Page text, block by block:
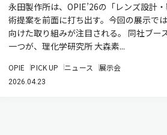
永田製作所は、OPIE’26の「レンズ設計
術提案を前面に打ち出す。今回の展示で
向けた取り組みが注目される。 同社ブー
一つが、理化学研究所 大森素...
OPIE PICK UP ニュース 展示会
2026.04.23